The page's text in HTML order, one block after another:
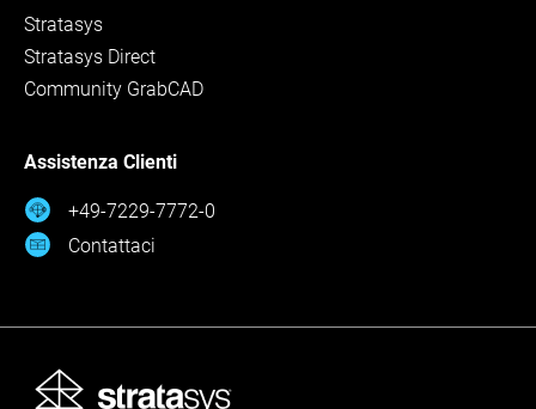
Stratasys
Stratasys Direct
Community GrabCAD
Assistenza Clienti
+49-7229-7772-0
Contattaci